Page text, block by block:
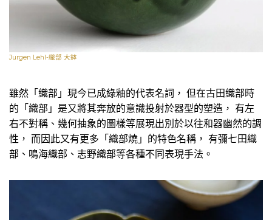
Jurgen Lehl-織部 大鉢
雖然「織部」現今已成綠釉的代表名詞， 但在古田織部時
的「織部」是又將其奔放的意識投射於器型的塑造， 有左
右不對稱、幾何抽象的圖樣等展現出別於以往和器幽然的調
性， 而因此又有更多「織部燒」的特色名稱， 有彌七田織
部、鳴海織部、志野織部等各種不同表現手法。